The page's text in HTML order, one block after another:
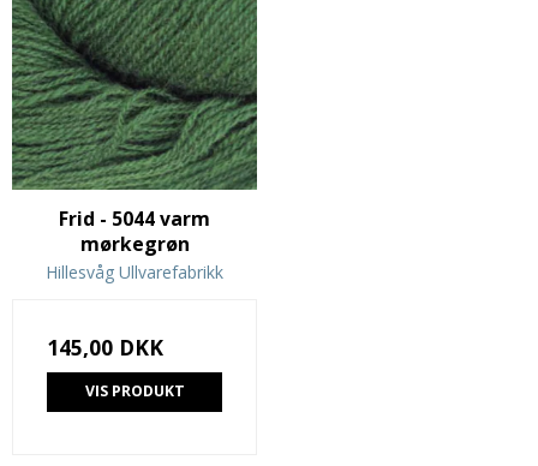
Frid - 5044 varm
mørkegrøn
Hillesvåg Ullvarefabrikk
145,00 DKK
VIS PRODUKT